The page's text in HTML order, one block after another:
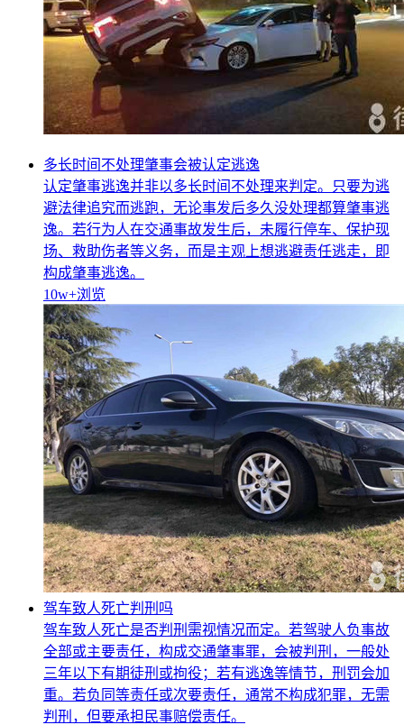
多长时间不处理肇事会被认定逃逸
认定肇事逃逸并非以多长时间不处理来判定。只要为逃
避法律追究而逃跑，无论事发后多久没处理都算肇事逃
逸。若行为人在交通事故发生后，未履行停车、保护现
场、救助伤者等义务，而是主观上想逃避责任逃走，即
构成肇事逃逸。
10w+浏览
驾车致人死亡判刑吗
驾车致人死亡是否判刑需视情况而定。若驾驶人负事故
全部或主要责任，构成交通肇事罪，会被判刑，一般处
三年以下有期徒刑或拘役；若有逃逸等情节，刑罚会加
重。若负同等责任或次要责任，通常不构成犯罪，无需
判刑，但要承担民事赔偿责任。